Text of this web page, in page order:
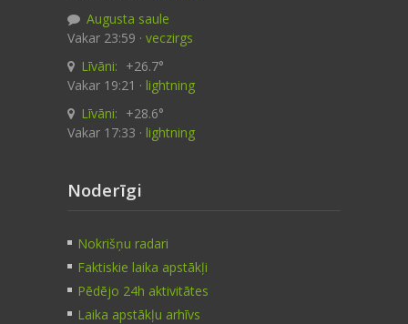
Augusta saule
Vakar 23:59 · veczirgs
Līvāni: +26.7°
Vakar 19:21 · lightning
Līvāni: +28.6°
Vakar 17:33 · lightning
Noderīgi
Nokrišņu radari
Faktiskie laika apstākļi
Pēdējo 24h aktivitātes
Laika apstākļu arhīvs